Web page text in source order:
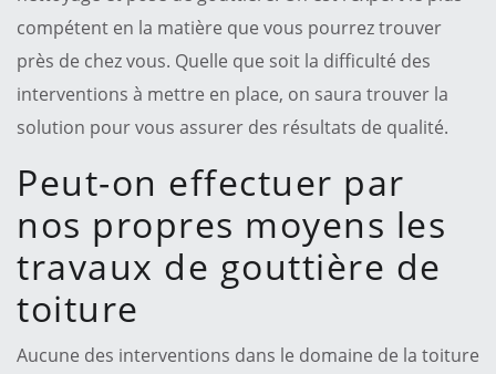
compétent en la matière que vous pourrez trouver
près de chez vous. Quelle que soit la difficulté des
interventions à mettre en place, on saura trouver la
solution pour vous assurer des résultats de qualité.
Peut-on effectuer par
nos propres moyens les
travaux de gouttière de
toiture
Aucune des interventions dans le domaine de la toiture